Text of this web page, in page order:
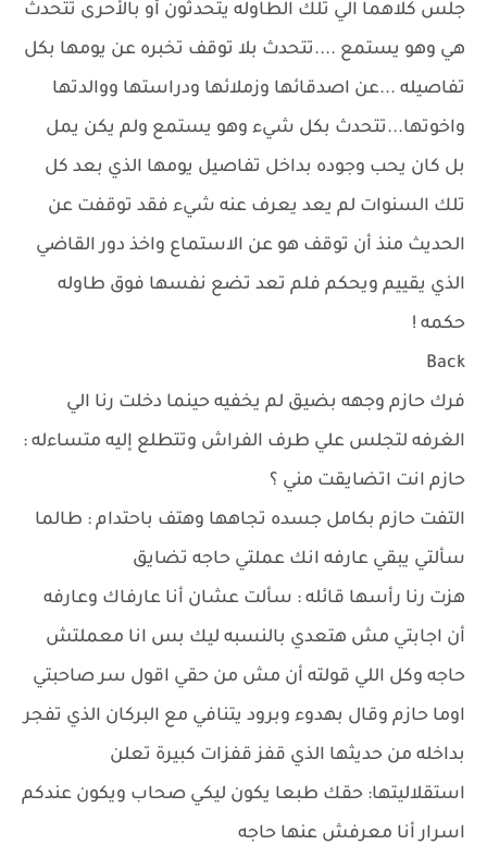
جلس كلاهما الي تلك الطاوله يتحدثون أو بالأحرى تتحدث
هي وهو يستمع ....تتحدث بلا توقف تخبره عن يومها بكل
تفاصيله ...عن اصدقائها وزملائها ودراستها ووالدتها
واخوتها...تتحدث بكل شيء وهو يستمع ولم يكن يمل
بل كان يحب وجوده بداخل تفاصيل يومها الذي بعد كل
تلك السنوات لم يعد يعرف عنه شيء فقد توقفت عن
الحديث منذ أن توقف هو عن الاستماع واخذ دور القاضي
الذي يقييم ويحكم فلم تعد تضع نفسها فوق طاوله
حكمه !
Back
فرك حازم وجهه بضيق لم يخفيه حينما دخلت رنا الي
الغرفه لتجلس علي طرف الفراش وتتطلع إليه متساءله :
حازم انت اتضايقت مني ؟
التفت حازم بكامل جسده تجاهها وهتف باحتدام : طالما
سألتي يبقي عارفه انك عملتي حاجه تضايق
هزت رنا رأسها قائله : سألت عشان أنا عارفاك وعارفه
أن اجابتي مش هتعدي بالنسبه ليك بس انا معملتش
حاجه وكل اللي قولته أن مش من حقي اقول سر صاحبتي
اوما حازم وقال بهدوء وبرود يتنافي مع البركان الذي تفجر
بداخله من حديثها الذي قفز قفزات كبيرة تعلن
استقلاليتها: حقك طبعا يكون ليكي صحاب ويكون عندكم
اسرار أنا معرفش عنها حاجه